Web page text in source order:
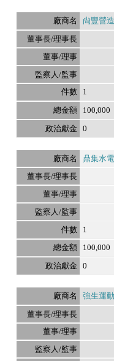
尙豐營
1
100,000
0
鼎集水
1
100,000
0
強生運